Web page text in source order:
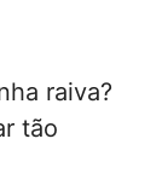
raiva?
tão